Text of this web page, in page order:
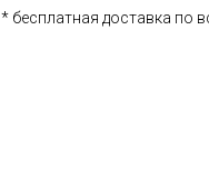
* бесплатная доставка по